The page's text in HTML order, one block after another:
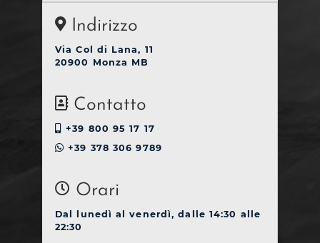
Indirizzo
Via Col di Lana, 11
20900 Monza MB
Contatto
+39 800 95 17 17
+39 378 306 9789
Orari
Dal lunedì al venerdì, dalle 14:30 alle
22:30